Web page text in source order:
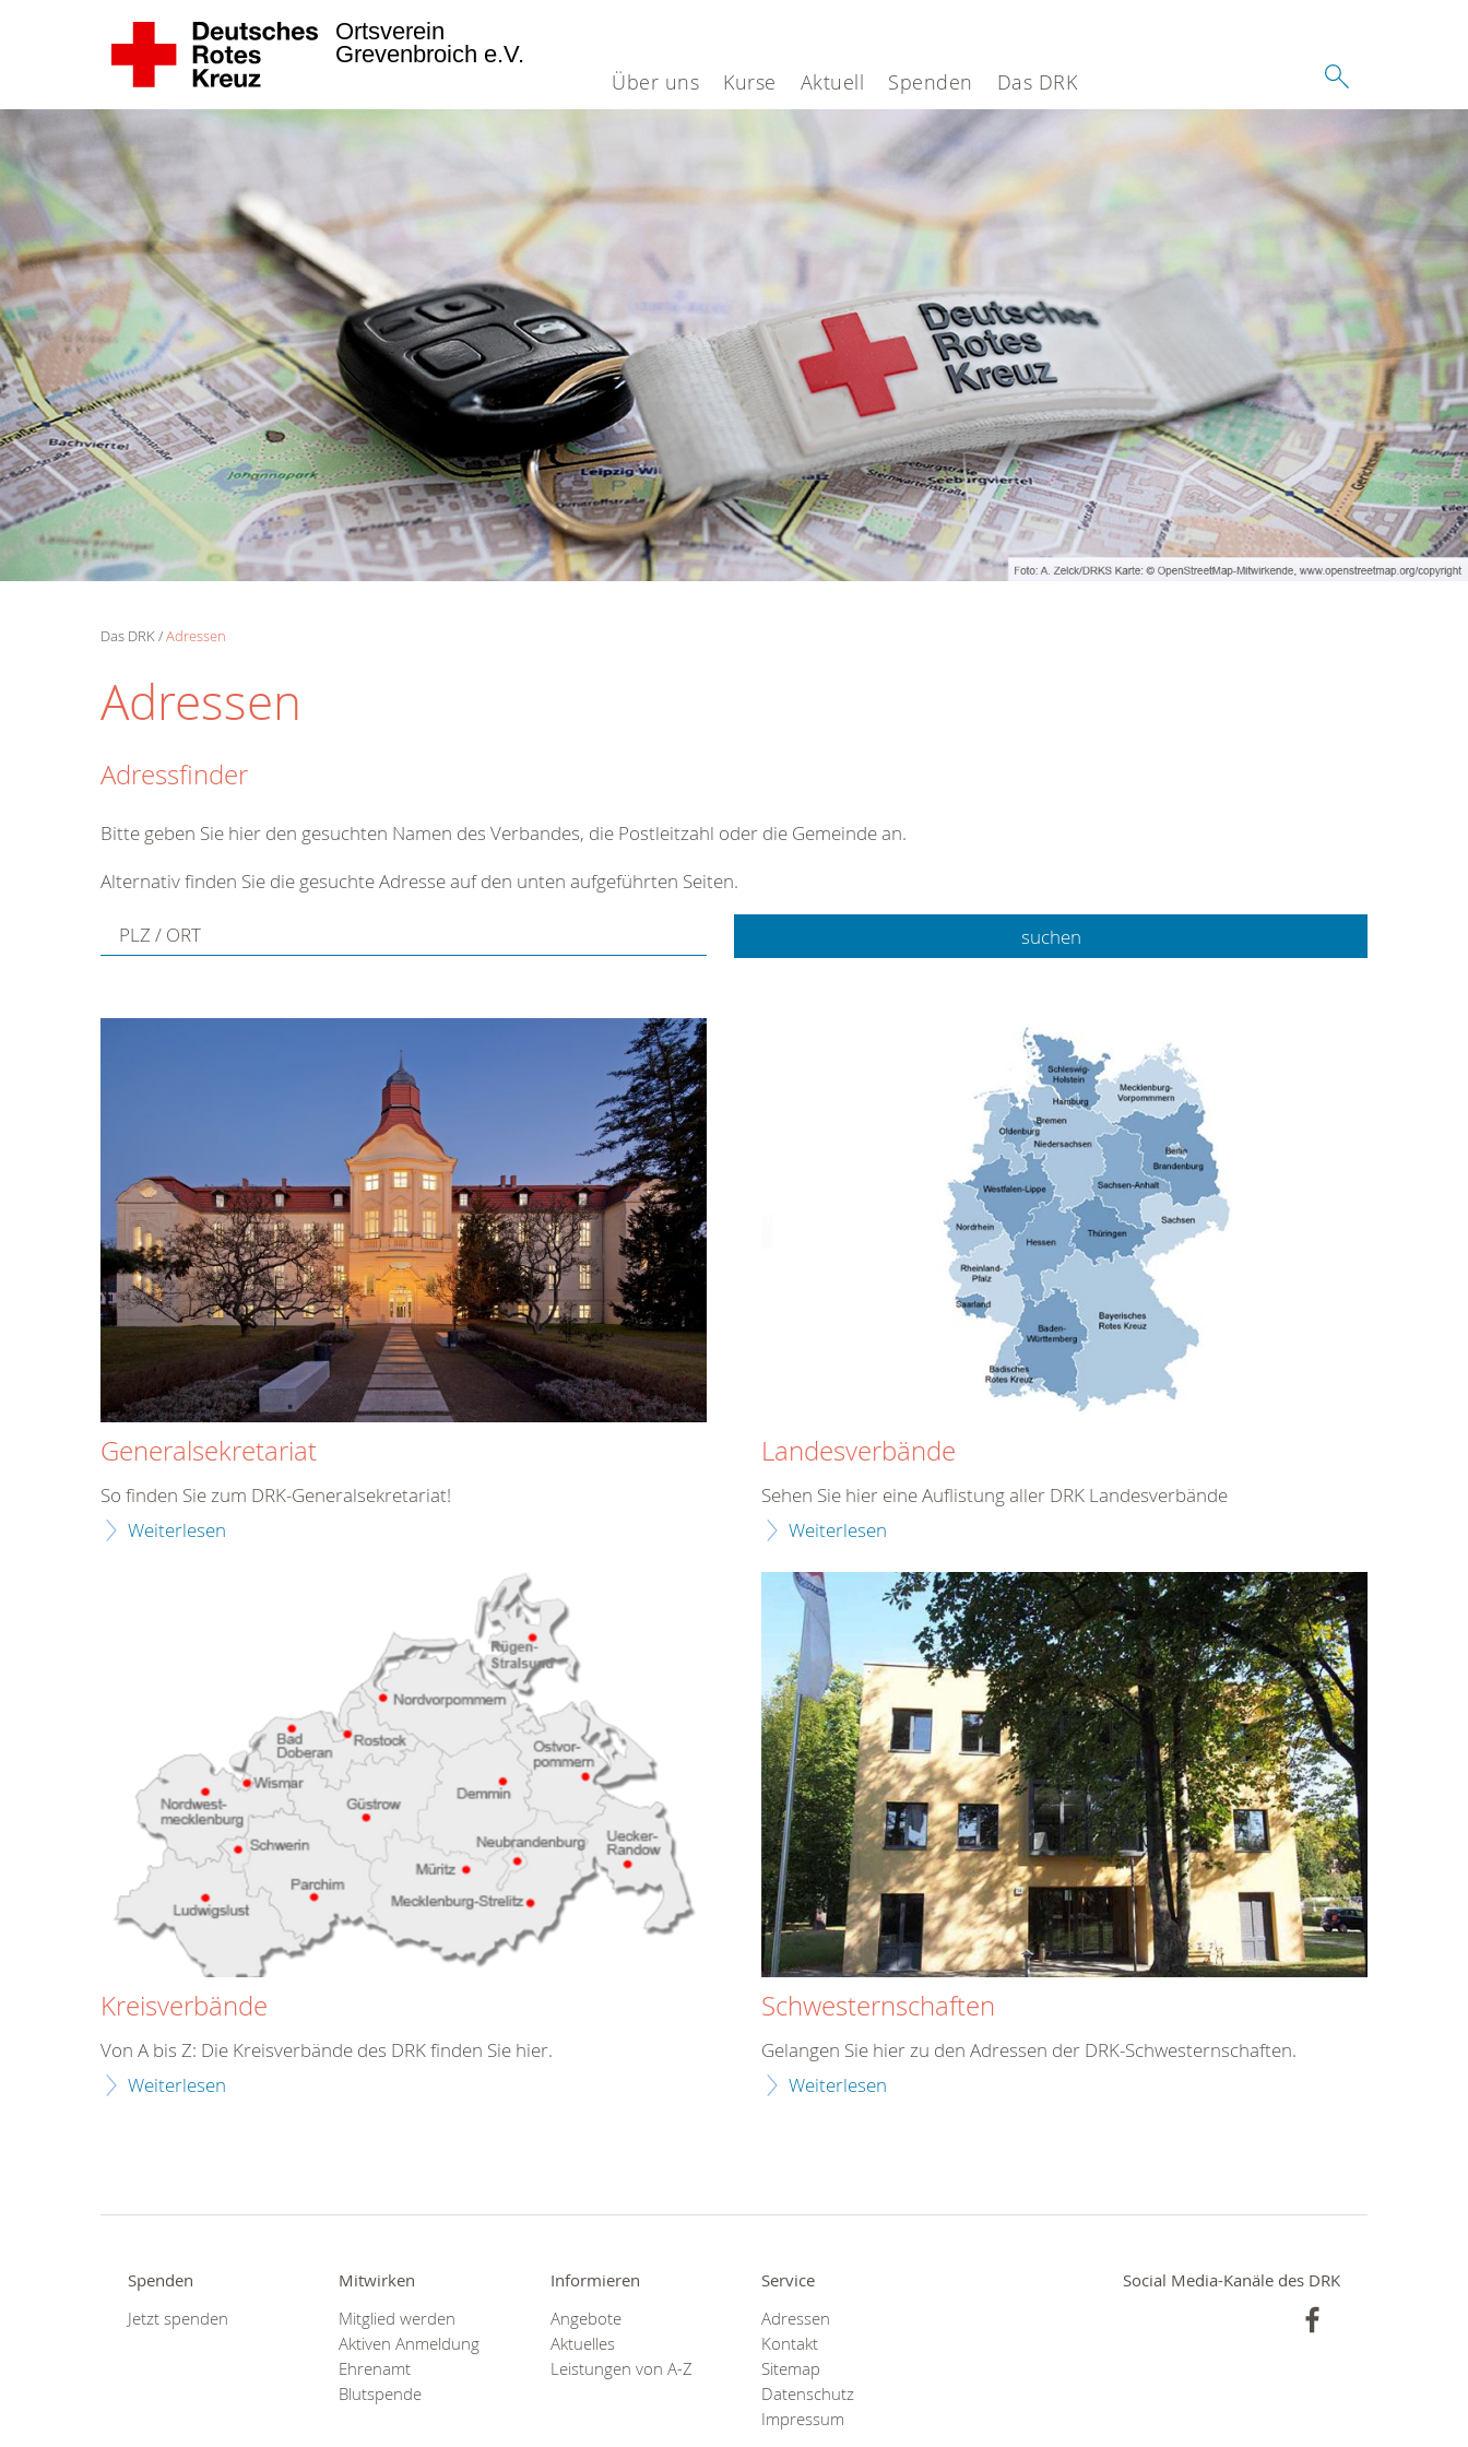
Über uns Kurse Aktuell Spenden Das DRK
Ortsverein
Grevenbroich e.V.
Das DRK Adressen
Adressen
Adressfinder
Bitte geben Sie hier den gesuchten Namen des Verbandes, die Postleitzahl oder die Gemeinde an.
Alternativ finden Sie die gesuchte Adresse auf den unten aufgeführten Seiten.
PLZ / ORT
Generalsekretariat
So finden Sie zum DRK-Generalsekretariat!
Weiterlesen
Landesverbände
Sehen Sie hier eine Auflistung aller DRK Landesverbände
Weiterlesen
Kreisverbände
Von A bis Z: Die Kreisverbände des DRK finden Sie hier.
Weiterlesen
Schwesternschaften
Gelangen Sie hier zu den Adressen der DRK-Schwesternschaften.
Weiterlesen
Spenden
Jetzt spenden
Mitwirken
Mitglied werden
Aktiven Anmeldung
Ehrenamt
Blutspende
Informieren
Angebote
Aktuelles
Leistungen von A-Z
Service
Adressen
Kontakt
Sitemap
Datenschutz
Impressum
Social Media-Kanäle des DRK